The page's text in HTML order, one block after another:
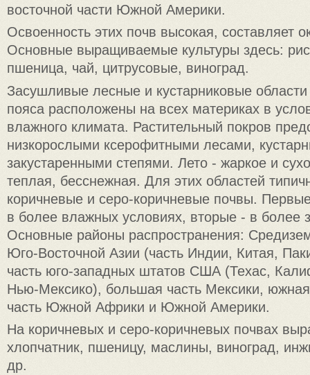
восточной части Южной Америки.
Освоенность этих почв высокая, составляет
Основные выращиваемые культуры здесь:
пшеница, чай, цитрусовые, виноград.
Засушливые лесные и кустарниковые области
пояса расположены на всех материках в
влажного климата. Растительный покров
низкорослыми ксерофитными лесами,
закустаренными степями. Лето - жаркое и
теплая, бесснежная. Для этих областей
коричневые и серо-коричневые почвы.
в более влажных условиях, вторые - в более
Основные районы распространения:
Юго-Восточной Азии (часть Индии, Китая,
часть юго-западных штатов США (Техас,
Нью-Мексико), большая часть Мексики,
часть Южной Африки и Южной Америки.
На коричневых и серо-коричневых почвах
хлопчатник, пшеницу, маслины, виноград,
др.